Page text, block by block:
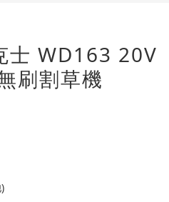
士 WD163 20V
刷割草機